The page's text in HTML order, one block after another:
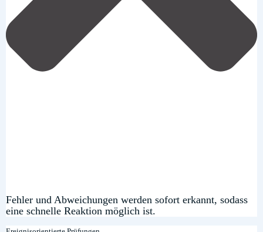
Fehler und Abweichungen werden sofort erkannt, sodass
eine schnelle Reaktion möglich ist.